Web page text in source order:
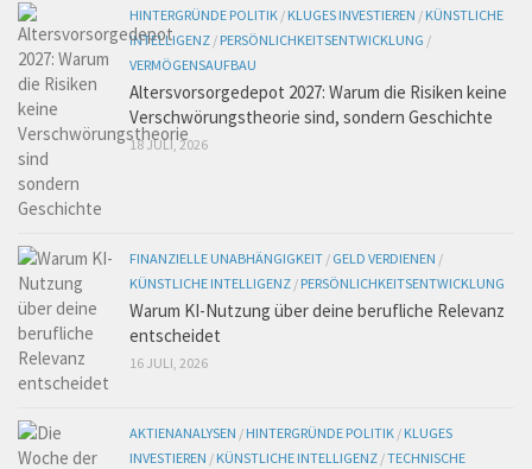
HINTERGRÜNDE POLITIK / KLUGES INVESTIEREN / KÜNSTLICHE
INTELLIGENZ / PERSÖNLICHKEITSENTWICKLUNG /
VERMÖGENSAUFBAU
Altersvorsorgedepot 2027: Warum die Risiken keine
Verschwörungstheorie sind, sondern Geschichte
18 JULI, 2026
FINANZIELLE UNABHÄNGIGKEIT / GELD VERDIENEN /
KÜNSTLICHE INTELLIGENZ / PERSÖNLICHKEITSENTWICKLUNG
Warum KI-Nutzung über deine berufliche Relevanz
entscheidet
16 JULI, 2026
AKTIENANALYSEN / HINTERGRÜNDE POLITIK / KLUGES
INVESTIEREN / KÜNSTLICHE INTELLIGENZ /TECHNISCHE